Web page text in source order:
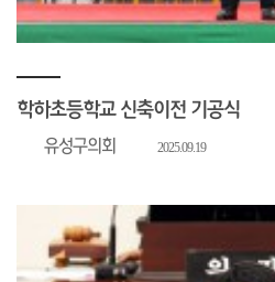
학하초등학교 신축이전 기공식
유성구의회 2025.09.19